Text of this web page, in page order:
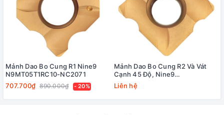
Mảnh Dao Bo Cung R1 Nine9
N9MT05T1RC10-NC2071
707.700₫ 890.000₫ - 20%
Mảnh Dao Bo Cung R2 Và Vát
Cạnh 45 Độ, Nine9
N9MT11T3RC20-NC40
Liên hệ